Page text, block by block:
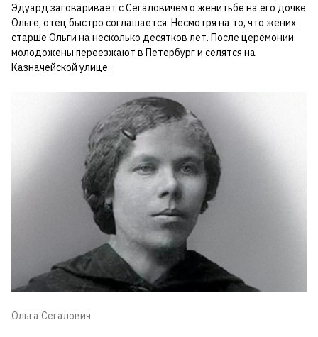
Эдуард заговаривает с Сегаловичем о женитьбе на его дочке
Ольге, отец быстро соглашается. Несмотря на то, что жених
старше Ольги на несколько десятков лет. После церемонии
молодожены переезжают в Петербург и селятся на
Казначейской улице.
Ольга Сегалович